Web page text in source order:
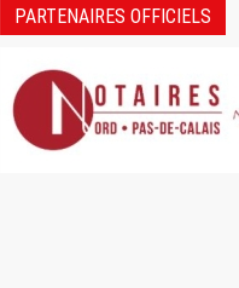
PARTENAIRES OFFICIELS